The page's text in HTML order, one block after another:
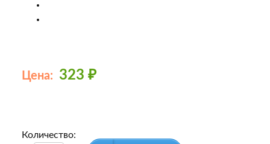
Цена: 323 ₽
Количество: